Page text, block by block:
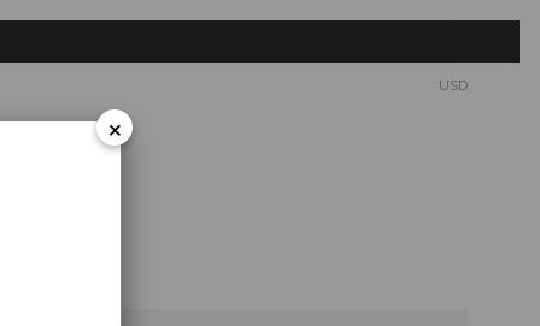
USD
×